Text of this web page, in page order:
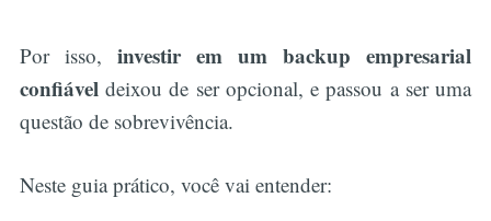
Por isso, investir em um backup empresarial
confiável deixou de ser opcional, e passou a ser uma
questão de sobrevivência.
Neste guia prático, você vai entender: